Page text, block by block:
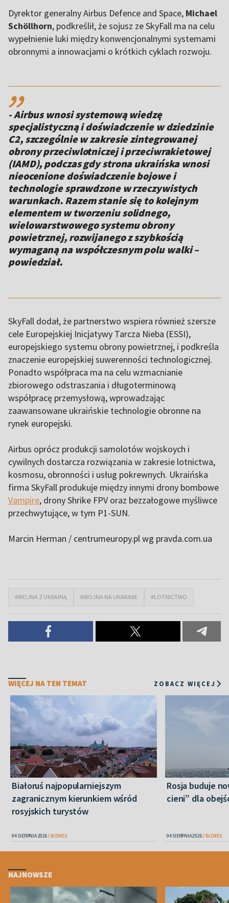
Dyrektor generalny Airbus Defence and Space, Michael
Schöllhorn, podkreślił, że sojusz ze SkyFall ma na celu
wypełnienie luki między konwencjonalnymi systemami
obronnymi a innowacjami o krótkich cyklach rozwoju.
,,
- Airbus wnosi systemową wiedzę
specjalistyczną i doświadczenie w dziedzinie
C2, szczególnie w zakresie zintegrowanej
obrony przeciwlotniczej i przeciwrakietowej
(IAMD), podczas gdy strona ukraińska wnosi
nieocenione doświadczenie bojowe i
technologie sprawdzone w rzeczywistych
warunkach. Razem stanie się to kolejnym
elementem w tworzeniu solidnego,
wielowarstwowego systemu obrony
powietrznej, rozwijanego z szybkością
wymaganą na współczesnym polu walki –
powiedział.
SkyFall dodał, że partnerstwo wspiera również szersze
cele Europejskiej Inicjatywy Tarcza Nieba (ESSI),
europejskiego systemu obrony powietrznej, i podkreśla
znaczenie europejskiej suwerenności technologicznej.
Ponadto współpraca ma na celu wzmacnianie
zbiorowego odstraszania i długoterminową
współpracę przemysłową, wprowadzając
zaawansowane ukraińskie technologie obronne na
rynek europejski.
Airbus oprócz produkcji samolotów wojskoych i
cywilnych dostarcza rozwiązania w zakresie lotnictwa,
kosmosu, obronności i usług pokrewnych. Ukraińska
firma SkyFall produkuje między innymi drony bombowe
Vampire, drony Shrike FPV oraz bezzałogowe myśliwce
przechwytujące, w tym P1-SUN.
Marcin Herman / centrumeuropy.pl wg pravda.com.ua
#WOJNA Z UKRAINĄ #WOJNA NA UKRAINIE #LOTNICTWO
WIĘCEJ NA TEN TEMAT ZOBACZ WIĘCEJ
Białoruś najpopularniejszym
zagranicznym kierunkiem wśród
rosyjskich turystów
04 SIERPNIA 2026 BIZNES
Rosja buduje
cieni” dla
04 SIERPNIA 2026 BIZNES
NAJNOWSZE